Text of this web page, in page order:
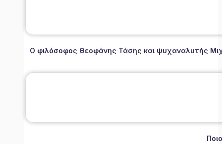
Ο φιλόσοφος Θεοφάνης Τάσης και ψυχαναλυτής